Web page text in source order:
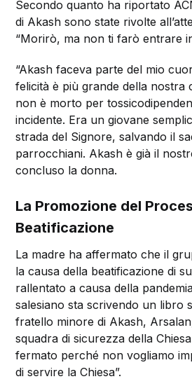
Secondo quanto ha riportato
di Akash sono state rivolte
“Morirò, ma non ti farò entrare
“Akash faceva parte del mio
felicità è più grande della nostra
non è morto per
incidente. Era un giovane
strada del Signore, salvando il
parrocchiani. Akash è già il
concluso la donna.
La Promozione del
Beatificazione
La madre ha affermato che il
la causa della beatificazione di
rallentato a causa della
salesiano sta scrivendo un libro
fratello minore di Akash,
squadra di sicurezza della
fermato perché non vogliamo
di servire la Chiesa”.